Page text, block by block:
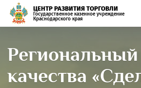
ЦЕНТР РАЗВИТИЯ ТОРГОВЛИ
Государственное казенное учреждение
Краснодарского края
Региональный
качества